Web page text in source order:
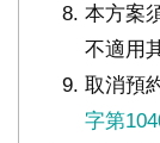
本方案
不適用
取消預
字第